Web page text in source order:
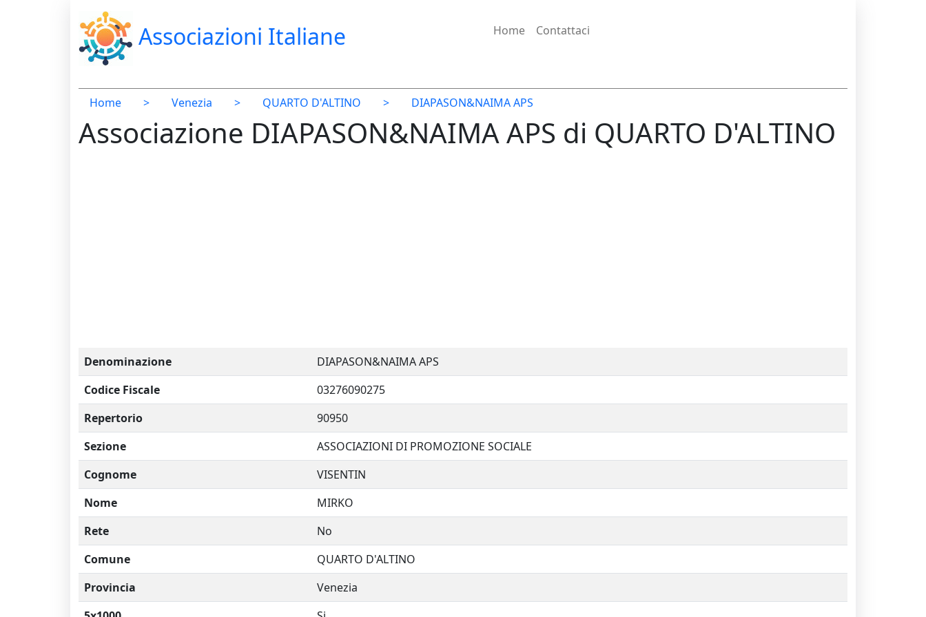
Associazioni Italiane Home Contattaci
Home > Venezia > QUARTO D'ALTINO > DIAPASON&NAIMA APS
Associazione DIAPASON&NAIMA APS di QUARTO D'ALTINO
Denominazione
DIAPASON&NAIMA APS
Codice Fiscale
03276090275
Repertorio
90950
Sezione
ASSOCIAZIONI DI PROMOZIONE SOCIALE
Cognome
VISENTIN
Nome
MIRKO
Rete
No
Comune
QUARTO D'ALTINO
Provincia
Venezia